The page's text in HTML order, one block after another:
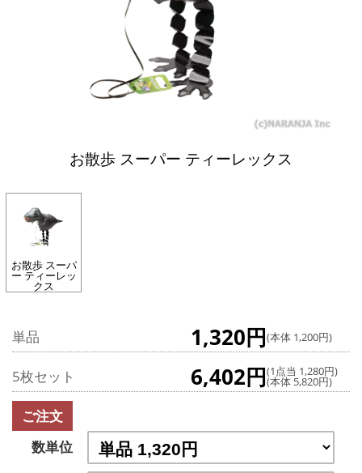
お散歩 スーパー ティーレックス
お散歩 スーパ
ー ティーレッ
クス
単品 1,320円(本体 1,200円)
5枚セット 6,402円(1点当 1,280円)
(本体 5,820円)
ご注文
数単位